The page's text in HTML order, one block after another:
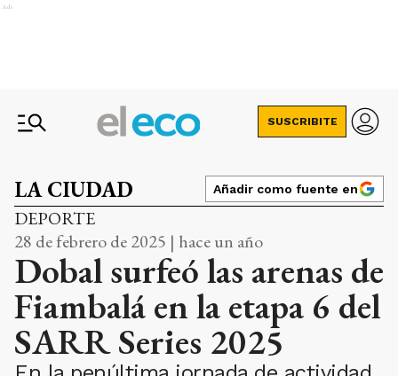
Ads
SUSCRIBITE
LA CIUDAD Añadir como fuente en
DEPORTE
28 de febrero de 2025 | hace un año
Dobal surfeó las arenas de
Fiambalá en la etapa 6 del
SARR Series 2025